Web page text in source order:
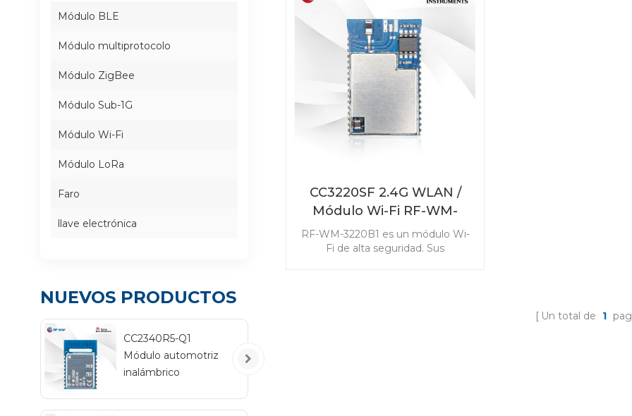
CC3220SF 2.4G WLAN /
Módulo Wi-Fi RF-WM-
3220B1
RF-WM-3220B1 es un módulo Wi-
Fi de alta seguridad. Sus
Un total de 1
Módulo BLE
Módulo multiprotocolo
Módulo ZigBee
Módulo Sub-1G
Módulo Wi-Fi
Módulo LoRa
Faro
llave electrónica
NUEVOS PRODUCTOS
CC2340R5-Q1
Módulo automotriz
inalámbrico